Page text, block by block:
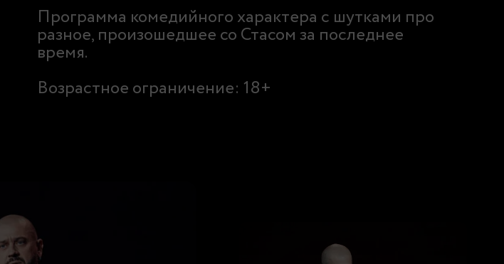
Программа комедийного характера с шутками про
разное, произошедшее со Стасом за последнее
время.
Возрастное ограничение: 18+